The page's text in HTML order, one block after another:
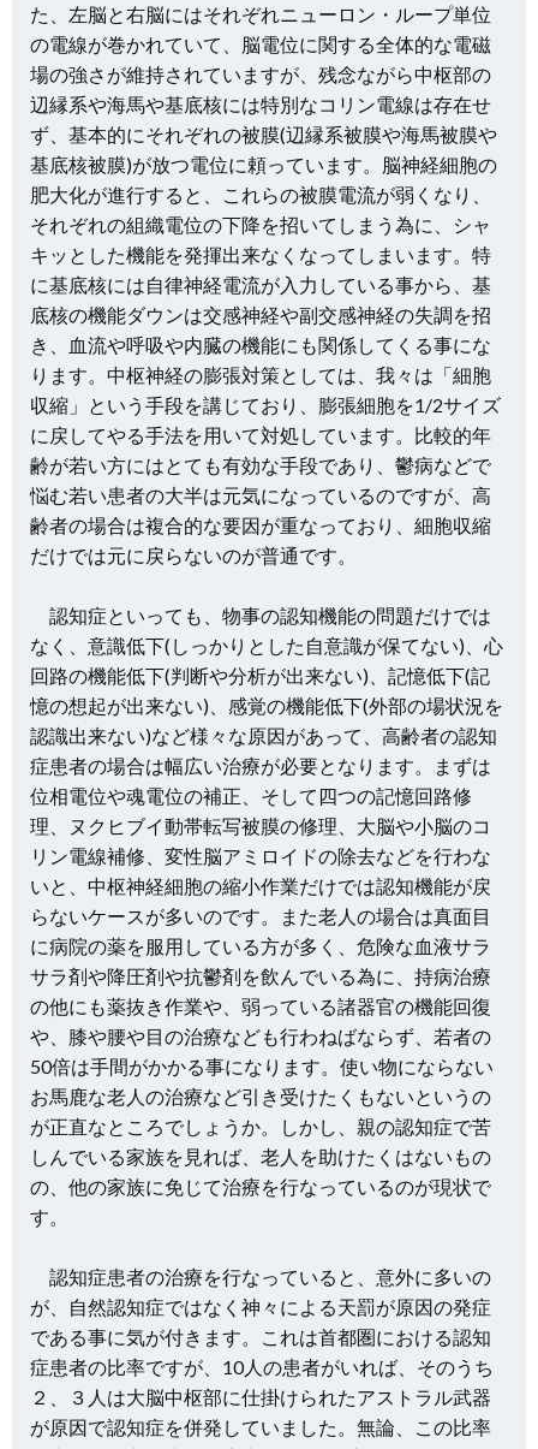
た、左脳と右脳にはそれぞれニューロン・ループ単位
の電線が巻かれていて、脳電位に関する全体的な電磁
場の強さが維持されていますが、残念ながら中枢部の
辺縁系や海馬や基底核には特別なコリン電線は存在せ
ず、基本的にそれぞれの被膜(辺縁系被膜や海馬被膜や
基底核被膜)が放つ電位に頼っています。脳神経細胞の
肥大化が進行すると、これらの被膜電流が弱くなり、
それぞれの組織電位の下降を招いてしまう為に、シャ
キッとした機能を発揮出来なくなってしまいます。特
に基底核には自律神経電流が入力している事から、基
底核の機能ダウンは交感神経や副交感神経の失調を招
き、血流や呼吸や内臓の機能にも関係してくる事にな
ります。中枢神経の膨張対策としては、我々は「細胞
収縮」という手段を講じており、膨張細胞を1/2サイズ
に戻してやる手法を用いて対処しています。比較的年
齢が若い方にはとても有効な手段であり、鬱病などで
悩む若い患者の大半は元気になっているのですが、高
齢者の場合は複合的な要因が重なっており、細胞収縮
だけでは元に戻らないのが普通です。
認知症といっても、物事の認知機能の問題だけでは
なく、意識低下(しっかりとした自意識が保てない)、心
回路の機能低下(判断や分析が出来ない)、記憶低下(記
憶の想起が出来ない)、感覚の機能低下(外部の場状況を
認識出来ない)など様々な原因があって、高齢者の認知
症患者の場合は幅広い治療が必要となります。まずは
位相電位や魂電位の補正、そして四つの記憶回路修
理、ヌクヒブイ動帯転写被膜の修理、大脳や小脳のコ
リン電線補修、変性脳アミロイドの除去などを行わな
いと、中枢神経細胞の縮小作業だけでは認知機能が戻
らないケースが多いのです。また老人の場合は真面目
に病院の薬を服用している方が多く、危険な血液サラ
サラ剤や降圧剤や抗鬱剤を飲んでいる為に、持病治療
の他にも薬抜き作業や、弱っている諸器官の機能回復
や、膝や腰や目の治療なども行わねばならず、若者の
50倍は手間がかかる事になります。使い物にならない
お馬鹿な老人の治療など引き受けたくもないというの
が正直なところでしょうか。しかし、親の認知症で苦
しんでいる家族を見れば、老人を助けたくはないもの
の、他の家族に免じて治療を行なっているのが現状で
す。
認知症患者の治療を行なっていると、意外に多いの
が、自然認知症ではなく神々による天罰が原因の発症
である事に気が付きます。これは首都圏における認知
症患者の比率ですが、10人の患者がいれば、そのうち
２、３人は大脳中枢部に仕掛けられたアストラル武器
が原因で認知症を併発していました。無論、この比率